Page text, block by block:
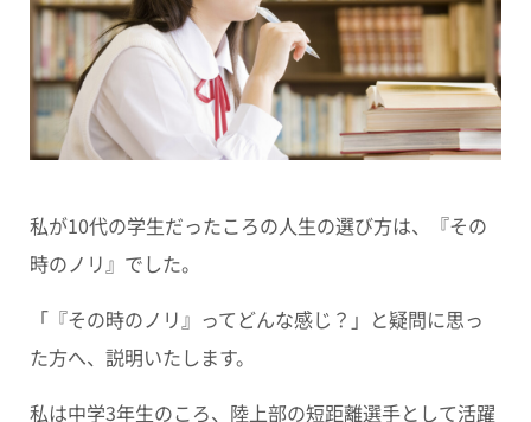
私が10代の学生だったころの人生の選び方は、
『その
時のノリ』 でした。
「『その時のノリ』ってどんな感じ？」と疑問に思っ
た方へ、説明いたします。
私は中学3年生のころ、陸上部の短距離選手として活躍